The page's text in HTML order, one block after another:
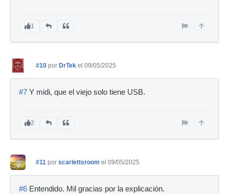
1
#10 por DrTek el 09/05/2025
#7 Y midi, que el viejo solo tiene USB.
2
#11 por scarlettsroom el 09/05/2025
#6 Entendido. Mil gracias por la explicación.